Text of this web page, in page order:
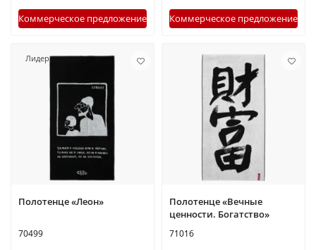
Коммерческое предложение Коммерческое предложение
Лидер продаж!
Полотенце «Леон»
70499
Полотенце «Вечные
ценности. Богатство»
71016